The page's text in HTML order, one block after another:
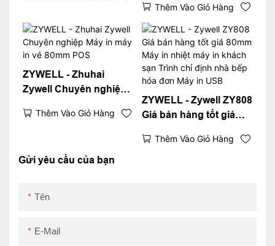
inch giá rẻ
Thêm Vào Giỏ Hàng
ZYWELL - Zhuhai
Zywell Chuyên nghiệp
POSThêm Vào Giỏ Hàng
ZYWELL - Zywell ZY808
Giá bán hàng tốt giá
in khách sạn Trình chỉ
Thêm Vào Giỏ Hàng
Gửi yêu cầu của bạn
Tên
E-Mail